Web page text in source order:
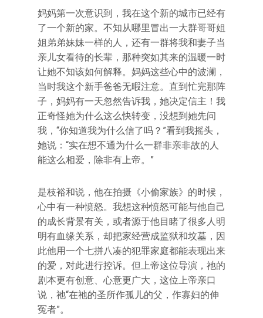
妈妈第一次意识到，我在这个新的城市已经有
了一个新的家。不知从哪里冒出一大群哥哥姐
姐弟弟妹妹一样的人，还有一群将我和妻子当
亲儿女看待的长辈，那种突如其来的温暖一时
让她不知该如何解释。妈妈这些心中的波澜，
当时我这个新手爸爸无暇注意。直到忙完那阵
子，妈妈有一天忽然告诉我，她决定信主！我
正奇怪她为什么这么快转变，没想到她先问
我，“你知道我为什么信了吗？”看到我摇头，
她说：“实在想不通为什么一群非亲非故的人
能这么相爱，除非有上帝。”
是枝裕和说，他在拍摄《小偷家族》的时候，
心中有一种愤怒。我想这种愤怒可能与他自己
的成长背景有关，或者源于他目睹了很多人明
明有血缘关系，却把家经营成监狱和坟墓，因
此他用一个七拼八凑的犯罪家庭都能表现出来
的爱，对此进行控诉。但上帝这位导演，祂的
剧本更有创意、心意更广大，这位上帝亲口
说，祂“在祂的圣所作孤儿的父，作寡妇的伸
冤者”。